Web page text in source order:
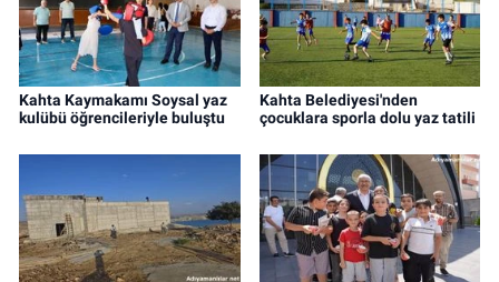
Kahta Kaymakamı Soysal yaz
kulübü öğrencileriyle buluştu
Kahta Belediyesi'nden
çocuklara sporla dolu yaz tatili